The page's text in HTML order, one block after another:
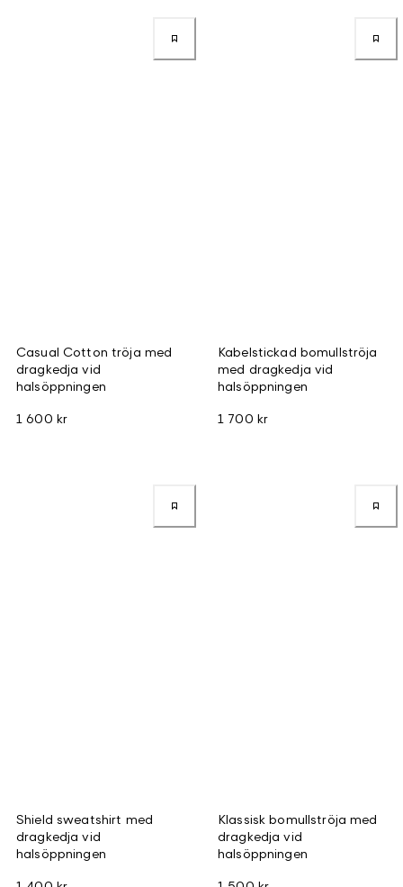
Casual Cotton tröja med
dragkedja vid
halsöppningen
1 600 kr
Kabelstickad bomullströja
med dragkedja vid
halsöppningen
1 700 kr
Shield sweatshirt med
dragkedja vid
halsöppningen
Klassisk bomullströja med
dragkedja vid
halsöppningen